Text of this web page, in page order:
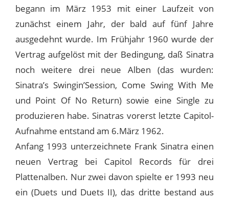
begann im März 1953 mit einer Laufzeit von
zunächst einem Jahr, der bald auf fünf Jahre
ausgedehnt wurde. Im Frühjahr 1960 wurde der
Vertrag aufgelöst mit der Bedingung, daß Sinatra
noch weitere drei neue Alben (das wurden:
Sinatra’s Swingin’Session, Come Swing With Me
und Point Of No Return) sowie eine Single zu
produzieren habe. Sinatras vorerst letzte Capitol-
Aufnahme entstand am 6.März 1962.
Anfang 1993 unterzeichnete Frank Sinatra einen
neuen Vertrag bei Capitol Records für drei
Plattenalben. Nur zwei davon spielte er 1993 neu
ein (Duets und Duets II), das dritte bestand aus